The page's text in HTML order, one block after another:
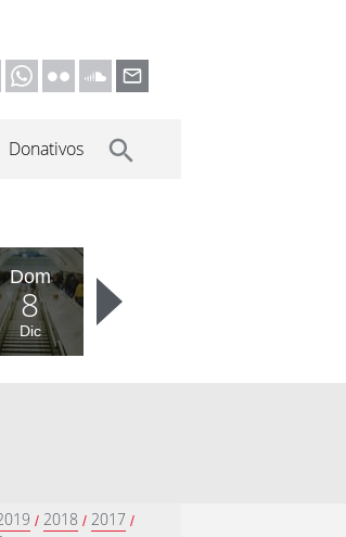
Donativos
Dom
8
Dic
/ 2018 / 2017 /